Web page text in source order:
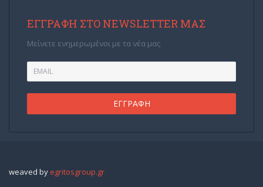
ΕΓΓΡΑΦΉ ΣΤΟ NEWSLETTER ΜΑΣ
Μείνετε ενημερωμένοι με τα νέα μας
weaved by egritosgroup.gr